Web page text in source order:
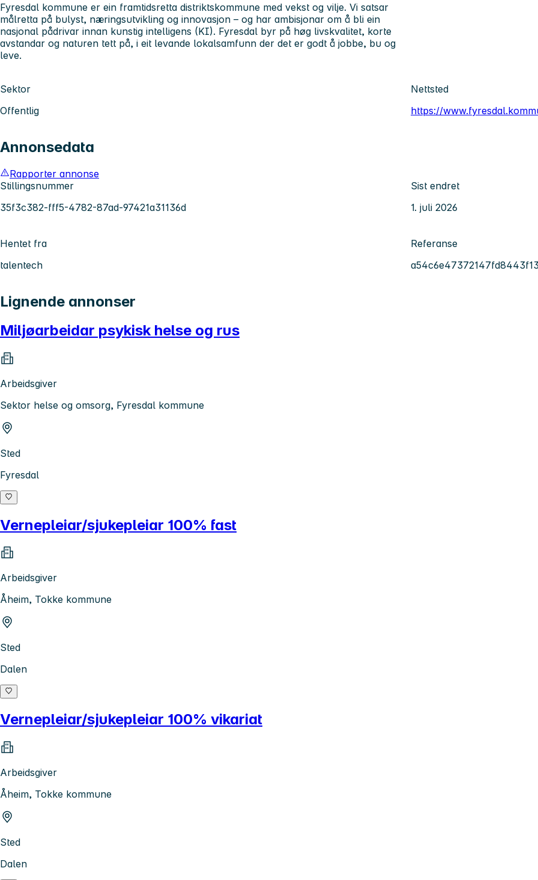
Fyresdal kommune er ein framtidsretta distriktskommune med vekst og vilje. Vi satsar
målretta på bulyst, næringsutvikling og innovasjon – og har ambisjonar om å bli ein
nasjonal pådrivar innan kunstig intelligens (KI). Fyresdal byr på høg livskvalitet, korte
avstandar og naturen tett på, i eit levande lokalsamfunn der det er godt å jobbe, bu og
leve.
Sektor
Offentlig
Nettsted
https://
Annonsedata
Rapporter annonse
Stillingsnummer
35f3c382-fff5-4782-87ad-97421a31136d
Sist endret
1. juli 2026
Hentet fra
talentech
Referanse
Lignende annonser
Miljøarbeidar psykisk helse og rus
Arbeidsgiver
Sektor helse og omsorg, Fyresdal kommune
Sted
Fyresdal
Vernepleiar/sjukepleiar 100% fast
Arbeidsgiver
Åheim, Tokke kommune
Sted
Dalen
Vernepleiar/sjukepleiar 100% vikariat
Arbeidsgiver
Åheim, Tokke kommune
Sted
Dalen